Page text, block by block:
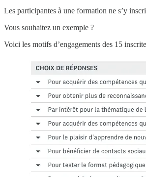
Les participantes à une formation ne s’y
Vous souhaitez un exemple ?
Voici les motifs d’engagements des 15